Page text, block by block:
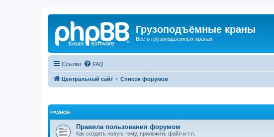
Грузоподъёмные краны
Всё о грузоподъёмных кранах
Ссылки FAQ
Центральный сайт Список форумов
РАЗНОЕ
Правила пользования форумом
Как создать новую тему, приложить файл и т.п.